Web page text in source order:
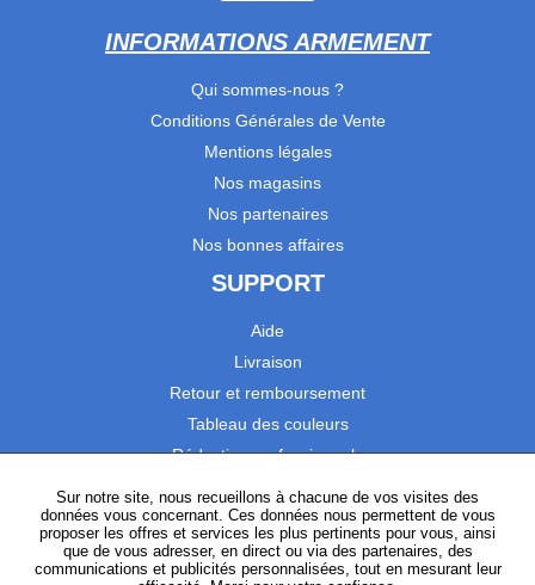
INFORMATIONS ARMEMENT
Qui sommes-nous ?
Conditions Générales de Vente
Mentions légales
Nos magasins
Nos partenaires
Nos bonnes affaires
SUPPORT
Aide
Livraison
Retour et remboursement
Tableau des couleurs
Réduction professionnels
Satisfaction Clients
SUIVEZ-NOUS
Sur notre site, nous recueillons à chacune de vos visites des
données vous concernant. Ces données nous permettent de vous
proposer les offres et services les plus pertinents pour vous, ainsi
que de vous adresser, en direct ou via des partenaires, des
communications et publicités personnalisées, tout en mesurant leur